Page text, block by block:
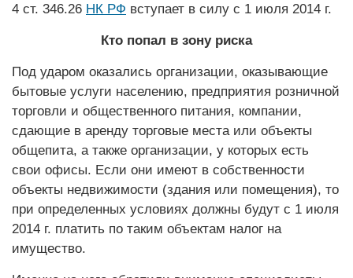
4 ст. 346.26 НК РФ вступает в силу с 1 июля 2014 г.
Кто попал в зону риска
Под ударом оказались организации, оказывающие
бытовые услуги населению, предприятия розничной
торговли и общественного питания, компании,
сдающие в аренду торговые места или объекты
общепита, а также организации, у которых есть
свои офисы. Если они имеют в собственности
объекты недвижимости (здания или помещения), то
при определенных условиях должны будут с 1 июля
2014 г. платить по таким объектам налог на
имущество.